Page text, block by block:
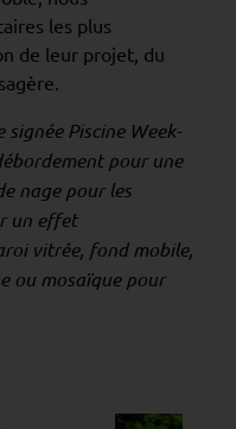
les plus
de leur projet, du
Piscine Week-
pour une
nage pour les
un effet
vitrée, fond mobile,
ou mosaïque pour